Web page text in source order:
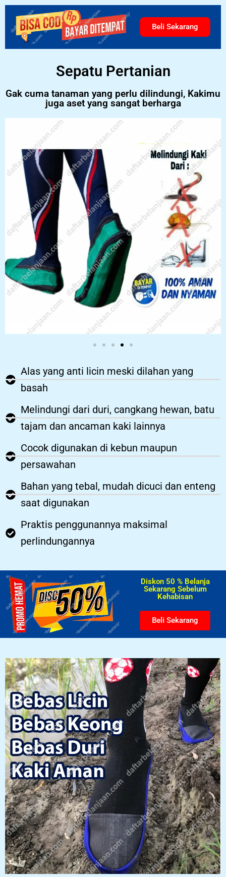
Beli Sekarang
Sepatu Pertanian
Gak cuma tanaman yang perlu dilindungi, Kakimu
juga aset yang sangat berharga
Alas yang anti licin meski dilahan yang
basah
Melindungi dari duri, cangkang hewan, batu
tajam dan ancaman kaki lainnya
Cocok digunakan di kebun maupun
persawahan
Bahan yang tebal, mudah dicuci dan enteng
saat digunakan
Praktis penggunannya maksimal
perlindungannya
Diskon 50 % Belanja
Sekarang Sebelum
Kehabisan​
Beli Sekarang